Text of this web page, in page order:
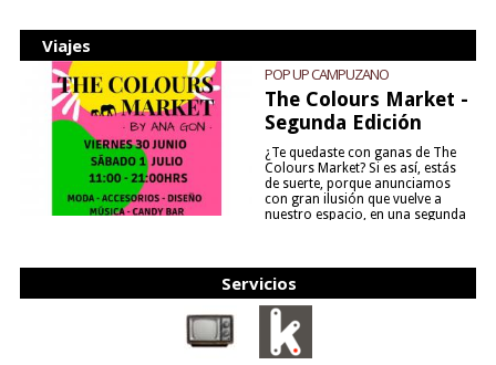
Viajes
POP UP CAMPUZANO
The Colours Market -
Segunda Edición
¿Te quedaste con ganas de The
Colours Market? Si es así, estás
de suerte, porque anunciamos
con gran ilusión que vuelve a
nuestro espacio, en una segunda
Servicios